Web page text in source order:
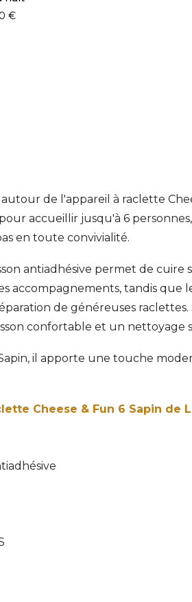
€
de l'appareil à raclette
accueillir jusqu'à 6
en toute convivialité.
antiadhésive permet de cuire
accompagnements, tandis que
de généreuses
confortable et un nettoyage
il apporte une touche
Cheese & Fun 6 Sapin de